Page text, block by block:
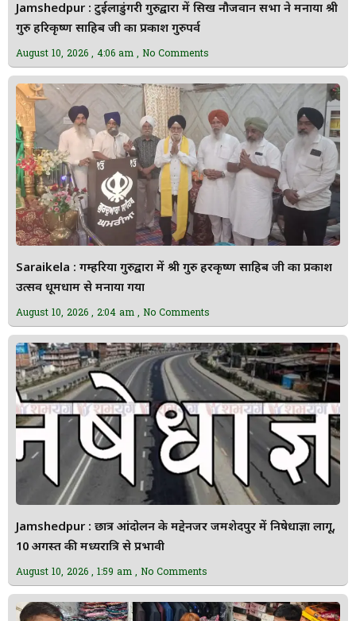
Jamshedpur : टुईलाडुंगरी गुरुद्वारा में सिख नौजवान सभा ने मनाया श्री
गुरु हरिकृष्ण साहिब जी का प्रकाश गुरुपर्व
August 10, 2026 4:06 am No Comments
Saraikela : गम्हरिया गुरुद्वारा में श्री गुरु हरकृष्ण साहिब जी का प्रकाश
उत्सव धूमधाम से मनाया गया
August 10, 2026 2:04 am No Comments
Jamshedpur : छात्र आंदोलन के मद्देनजर जमशेदपुर में निषेधाज्ञा लागू,
10 अगस्त की मध्यरात्रि से प्रभावी
August 10, 2026 1:59 am No Comments